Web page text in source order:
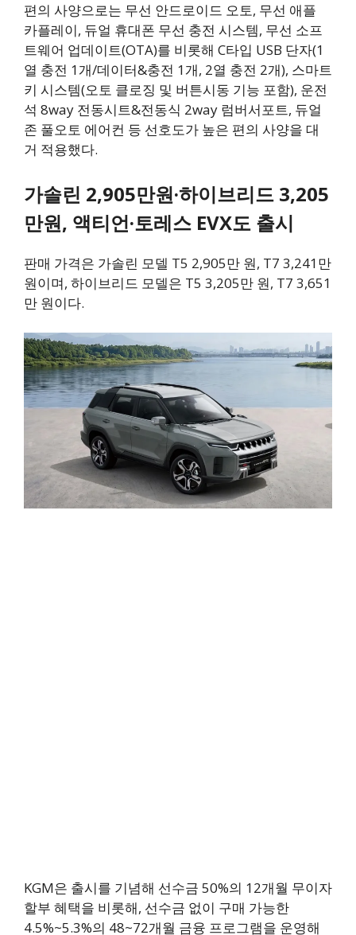
편의 사양으로는 무선 안드로이드 오토, 무선 애플
카플레이, 듀얼 휴대폰 무선 충전 시스템, 무선 소프
트웨어 업데이트(OTA)를 비롯해 C타입 USB 단자(1
열 충전 1개/데이터&충전 1개, 2열 충전 2개), 스마트
키 시스템(오토 클로징 및 버튼시동 기능 포함), 운전
석 8way 전동시트&전동식 2way 럼버서포트, 듀얼
존 풀오토 에어컨 등 선호도가 높은 편의 사양을 대
거 적용했다.
가솔린 2,905만원·하이브리드 3,205
만원, 액티언·토레스 EVX도 출시
판매 가격은 가솔린 모델 T5 2,905만 원, T7 3,241만
원이며, 하이브리드 모델은 T5 3,205만 원, T7 3,651
만 원이다.
KGM은 출시를 기념해 선수금 50%의 12개월 무이자
할부 혜택을 비롯해, 선수금 없이 구매 가능한
4.5%~5.3%의 48~72개월 금융 프로그램을 운영해